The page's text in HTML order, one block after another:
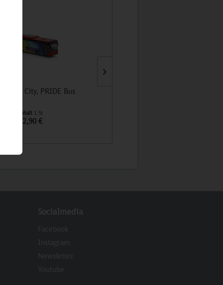
Lion's City, PRIDE Bus
Inhalt 1 St
32,90 €
Socialmedia
Facebook
Instagram
Newsletter
Youtube